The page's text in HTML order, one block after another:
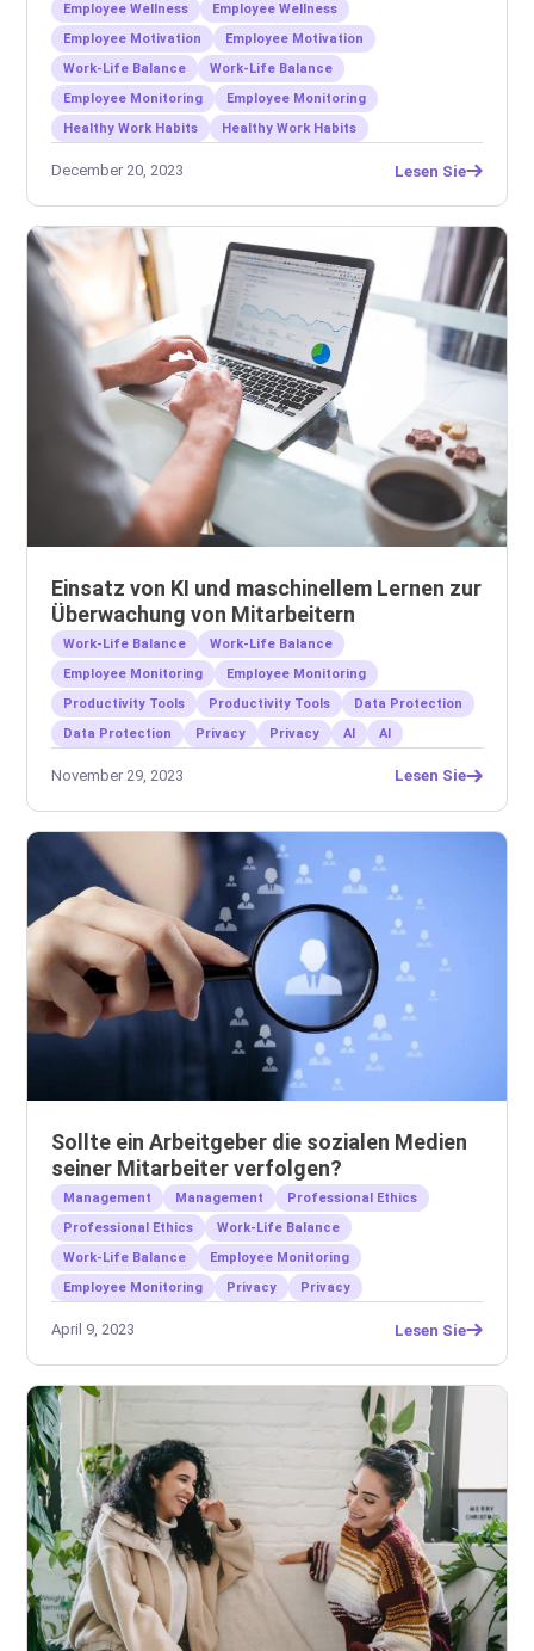
Employee Wellness
Employee Wellness
Employee Motivation
Employee Motivation
Work-Life Balance
Work-Life Balance
Employee Monitoring
Employee Monitoring
Healthy Work Habits
Healthy Work Habits
December 20, 2023 Lesen Sie
Einsatz von KI und maschinellem Lernen zur
Überwachung von Mitarbeitern
Work-Life Balance
Work-Life Balance
Employee Monitoring
Employee Monitoring
Productivity Tools
Productivity Tools
Data Protection
Data Protection
Privacy Privacy AI AI
November 29, 2023 Lesen Sie
Sollte ein Arbeitgeber die sozialen Medien
seiner Mitarbeiter verfolgen?
Management Management
Professional Ethics
Professional Ethics
Work-Life Balance
Work-Life Balance
Employee Monitoring
Employee Monitoring
Privacy Privacy
April 9, 2023 Lesen Sie